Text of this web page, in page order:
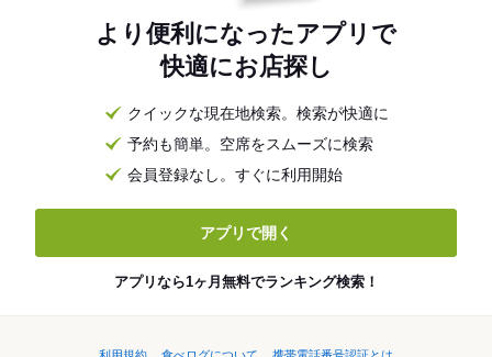
より便利になったアプリで
快適にお店探し
クイックな現在地検索。検索が快適に
予約も簡単。空席をスムーズに検索
会員登録なし。すぐに利用開始
アプリで開く
アプリなら1ヶ月無料でランキング検索！